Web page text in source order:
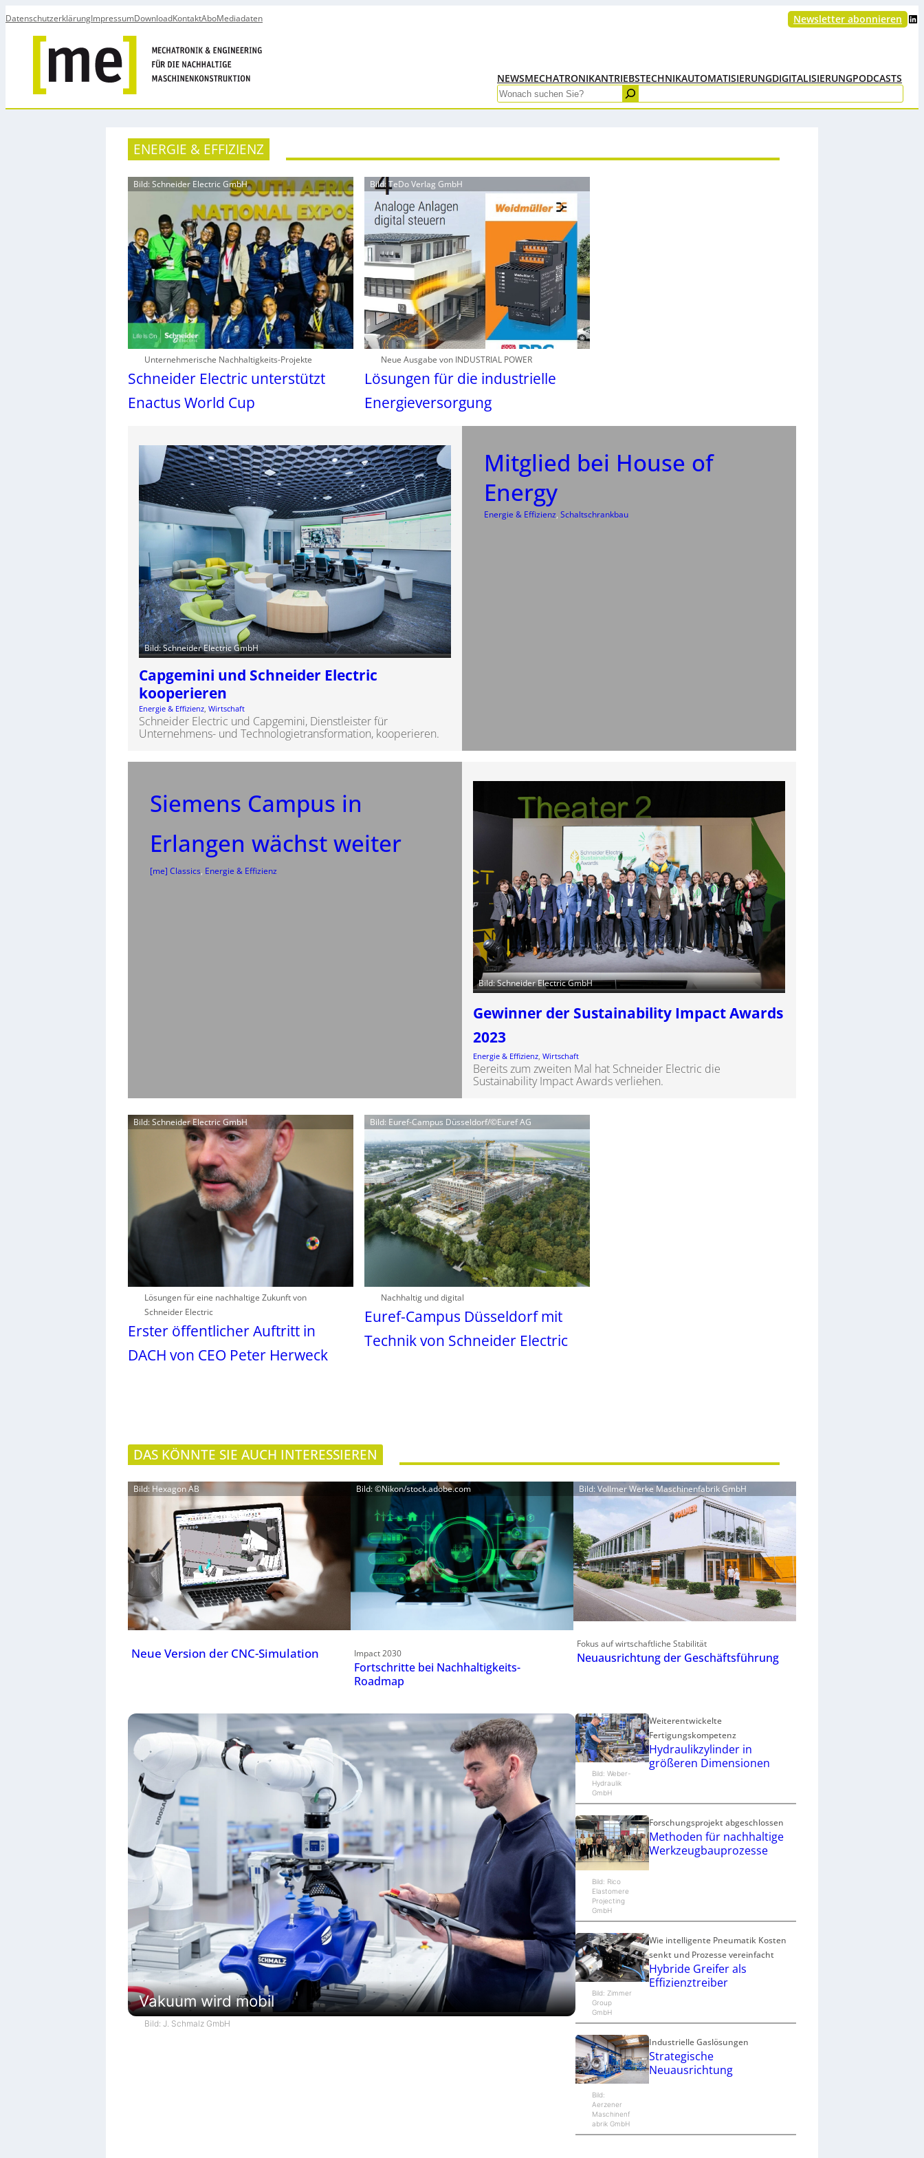
DatenschutzerklärungImpressumDownloadKontaktAboMediadaten Newsletter abonnieren LinkedIn
NEWSMECHATRONIKANTRIEBSTECHNIKAUTOMATISIERUNGDIGITALISIERUNGPODCASTS
Search
ENERGIE & EFFIZIENZ
Bild: Schneider Electric GmbH
Unternehmerische Nachhaltigkeits-Projekte
Schneider Electric unterstützt
Enactus World Cup
Bild: TeDo Verlag GmbH
Neue Ausgabe von INDUSTRIAL POWER
Lösungen für die industrielle
Energieversorgung
Bild: Schneider Electric GmbH
Capgemini und Schneider Electric
kooperieren
Energie & Effizienz , Wirtschaft
Schneider Electric und Capgemini, Dienstleister für
Unternehmens- und Technologietransformation, kooperieren.
Mitglied bei House of
Energy
Energie & Effizienz, Schaltschrankbau
Siemens Campus in
Erlangen wächst weiter
[me] Classics, Energie & Effizienz
Bild: Schneider Electric GmbH
Gewinner der Sustainability Impact Awards
2023
Energie & Effizienz, Wirtschaft
Bereits zum zweiten Mal hat Schneider Electric die
Sustainability Impact Awards verliehen.
Bild: Schneider Electric GmbH
Lösungen für eine nachhaltige Zukunft von
Schneider Electric
Erster öffentlicher Auftritt in
DACH von CEO Peter Herweck
Bild: Euref-Campus Düsseldorf/©Euref AG
Nachhaltig und digital
Euref-Campus Düsseldorf mit
Technik von Schneider Electric
DAS KÖNNTE SIE AUCH INTERESSIEREN
Bild: Hexagon AB
Neue Version der CNC-Simulation
Bild: ©Nikon/stock.adobe.com
Impact 2030
Fortschritte bei Nachhaltigkeits-
Roadmap
Bild: Vollmer Werke Maschinenfabrik GmbH
Fokus auf wirtschaftliche Stabilität
Neuausrichtung der Geschäftsführung
Vakuum wird mobil
Bild: J. Schmalz GmbH
Bild: Weber-
Hydraulik
GmbH
Weiterentwickelte
Fertigungskompetenz
Hydraulikzylinder in
größeren Dimensionen
Bild: Rico
Elastomere
Projecting
GmbH
Forschungsprojekt abgeschlossen
Methoden für nachhaltige
Werkzeugbauprozesse
Bild: Zimmer
Group
GmbH
Wie intelligente Pneumatik Kosten
senkt und Prozesse vereinfacht
Hybride Greifer als
Effizienztreiber
Bild:
Aerzener
Maschinenf
abrik GmbH
Industrielle Gaslösungen
Strategische
Neuausrichtung